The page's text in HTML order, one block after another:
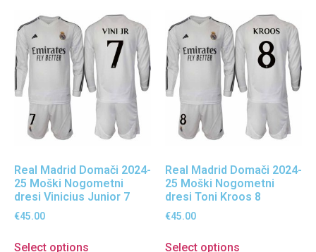
Real Madrid Domači 2024-
25 Moški Nogometni
dresi Vinicius Junior 7
€45.00
Select options
Real Madrid Domači 2024-
25 Moški Nogometni
dresi Toni Kroos 8
€45.00
Select options